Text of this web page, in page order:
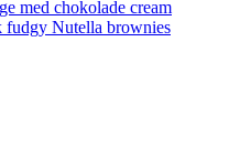
med chokolade cream
fudgy Nutella brownies